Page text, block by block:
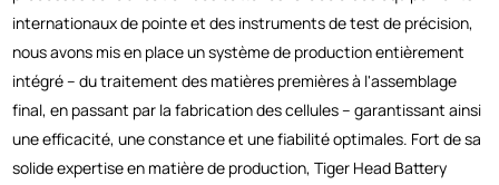
internationaux de pointe et des instruments de test de précision,
nous avons mis en place un système de production entièrement
intégré – du traitement des matières premières à l'assemblage
final, en passant par la fabrication des cellules – garantissant ainsi
une efficacité, une constance et une fiabilité optimales. Fort de sa
solide expertise en matière de production, Tiger Head Battery